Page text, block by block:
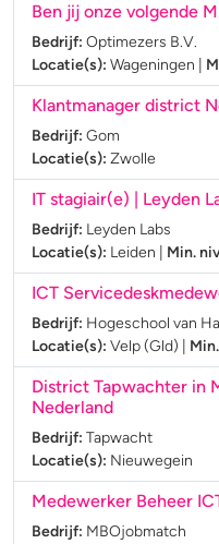
Ben jij onze volgende
Bedrijf: Optimezers B.V.
Locatie(s): Wageningen
Klantmanager district
Bedrijf: Gom
Locatie(s): Zwolle
IT stagiair(e) | Leyden
Bedrijf: Leyden Labs
Locatie(s): Leiden Min.
ICT
Bedrijf: Hogeschool van
Locatie(s): Velp (Gld)
District Tapwachter in
Nederland
Bedrijf: Tapwacht
Locatie(s): Nieuwegein
Medewerker Beheer
Bedrijf: MBOjobmatch